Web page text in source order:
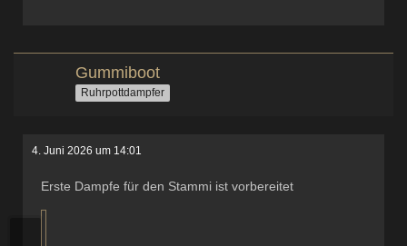
Gummiboot
Ruhrpottdampfer
4. Juni 2026 um 14:01
Erste Dampfe für den Stammi ist vorbereitet